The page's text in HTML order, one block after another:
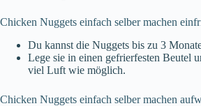
Chicken Nuggets einfach selber machen
Du kannst die Nuggets bis zu 3
Lege sie in einen gefrierfesten Beutel
viel Luft wie möglich.
Chicken Nuggets einfach selber machen